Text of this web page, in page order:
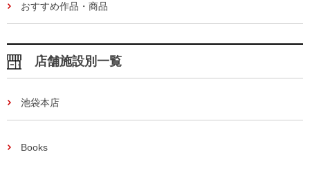
おすすめ作品・商品
店舗施設別一覧
池袋本店
Books